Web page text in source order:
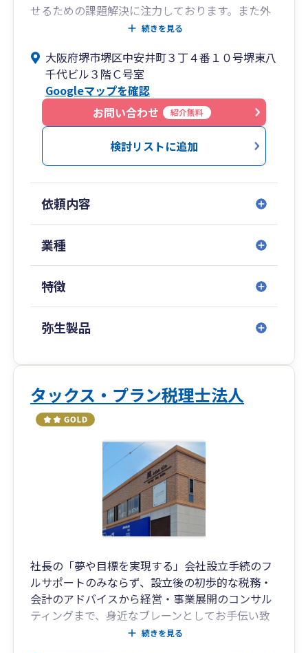
せるための課題解決に注力しております。また外
国人経営者様へのサポート体制も整えており、多
め、和泉市・泉大津市・岸和田市など、南大阪エ
リアで税理士をお探しの方は、どうぞお気軽にご
相談ください。
続きを見る
大阪府堺市堺区中安井町３丁４番１０号堺東八
千代ビル３階Ｃ号室
Googleマップを確認
お問い合わせ
紹介無料
検討リストに追加
依頼内容
業種
特徴
弥生製品
タックス・プラン税理士法人
社長の「夢や目標を実現する」会社設立手続のフ
ルサポートのみならず、設立後の初歩的な税務・
会計のアドバイスから経営・事業展開のコンサル
ティングまで、身近なブレーンとしてお手伝い致
続きを見る